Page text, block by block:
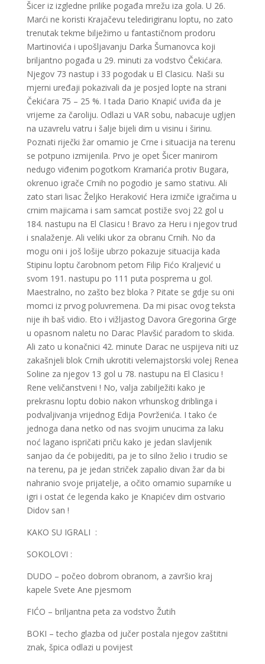
Šicer iz izgledne prilike pogađa mrežu iza gola. U 26.
Marći ne koristi Krajačevu teledirigiranu loptu, no zato
trenutak tekme bilježimo u fantastičnom prodoru
Martinovića i upošljavanju Darka Šumanovca koji
briljantno pogađa u 29. minuti za vodstvo Čekićara.
Njegov 73 nastup i 33 pogodak u El Clasicu. Naši su
mjerni uređaji pokazivali da je posjed lopte na strani
Čekićara 75 – 25 %. I tada Dario Knapić uviđa da je
vrijeme za čaroliju. Odlazi u VAR sobu, nabacuje ugljen
na uzavrelu vatru i šalje bijeli dim u visinu i širinu.
Poznati riječki žar omamio je Crne i situacija na terenu
se potpuno izmijenila. Prvo je opet Šicer manirom
nedugo viđenim pogotkom Kramarića protiv Bugara,
okrenuo igrače Crnih no pogodio je samo stativu. Ali
zato stari lisac Željko Heraković Hera izmiče igračima u
crnim majicama i sam samcat postiže svoj 22 gol u
184. nastupu na El Clasicu ! Bravo za Heru i njegov trud
i snalaženje. Ali veliki ukor za obranu Crnih. No da
mogu oni i još lošije ubrzo pokazuje situacija kada
Stipinu loptu čarobnom petom Filip Fićo Kraljević u
svom 191. nastupu po 111 puta posprema u gol.
Maestralno, no zašto bez bloka ? Pitate se gdje su oni
momci iz prvog poluvremena. Da mi pisac ovog teksta
nije ih baš vidio. Eto i vižljastog Davora Gregorina Grge
u opasnom naletu no Darac Plavšić paradom to skida.
Ali zato u konačnici 42. minute Darac ne uspijeva niti uz
zakašnjeli blok Crnih ukrotiti velemajstorski volej Renea
Soline za njegov 13 gol u 78. nastupu na El Clasicu !
Rene veličanstveni ! No, valja zabilježiti kako je
prekrasnu loptu dobio nakon vrhunskog driblinga i
podvaljivanja vrijednog Edija Povrženića. I tako će
jednoga dana netko od nas svojim unucima za laku
noć lagano ispričati priču kako je jedan slavljenik
sanjao da će pobijediti, pa je to silno želio i trudio se
na terenu, pa je jedan striček zapalio divan žar da bi
nahranio svoje prijatelje, a očito omamio suparnike u
igri i ostat će legenda kako je Knapićev dim ostvario
Didov san !
KAKO SU IGRALI :
SOKOLOVI :
DUDO – počeo dobrom obranom, a završio kraj
kapele Svete Ane pjesmom
FIĆO – briljantna peta za vodstvo Žutih
BOKI – techo glazba od jučer postala njegov zaštitni
znak, špica odlazi u povijest